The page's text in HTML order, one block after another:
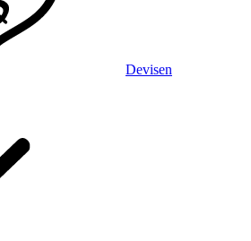
Devisen